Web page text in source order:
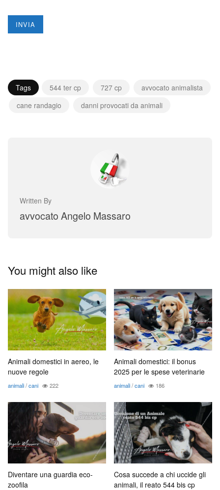
Tags 544 ter cp 727 cp
avvocato animalista
cane randagio
danni provocati da animali
Written By
avvocato Angelo Massaro
You might also like
Animali domestici in aereo, le
nuove regole
animali/cani 222
Animali domestici: il bonus
2025 per le spese veterinarie
animali/cani 186
Diventare una guardia eco-
zoofila
Cosa succede a chi uccide gli
animali, il reato 544 bis cp